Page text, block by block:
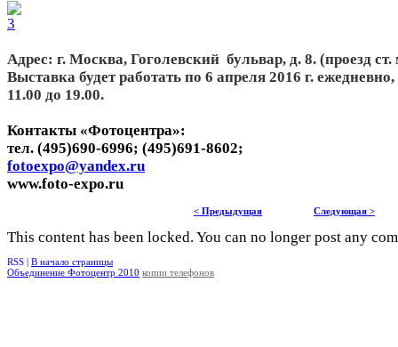
Адрес: г. Москва, Гоголевский бульвар, д. 8. (проезд
Выставка будет работать по 6 апреля 2016 г.
11.00 до 19.00.
Контакты «Фотоцентра»:
тел. (495)690-6996; (495)691-8602;
fotoexpo@yandex.ru
www.foto-expo.ru
< Предыдущая Следующая >
This content has been locked. You can no longer post any
RSS | В начало страницы
Объединение Фотоцентр 2010 копии телефонов